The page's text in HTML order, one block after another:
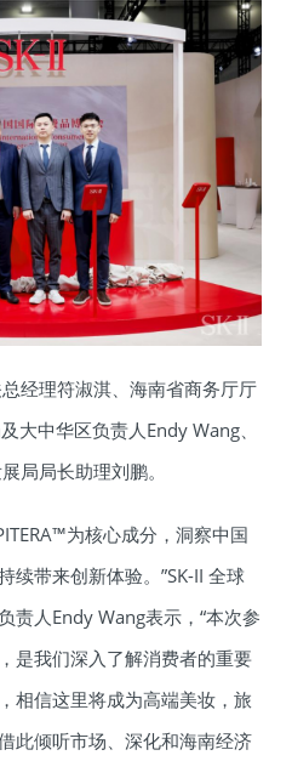
总经理符淑淇、海南省商务厅厅
大中华区负责人Endy Wang、
局局长助理刘鹏。
为核心成分，洞察中国
续带来创新体验。”SK-II 全球
责人Endy Wang表示，“本次参
是我们深入了解消费者的重要
相信这里将成为高端美妆，旅
此倾听市场、深化和海南经济